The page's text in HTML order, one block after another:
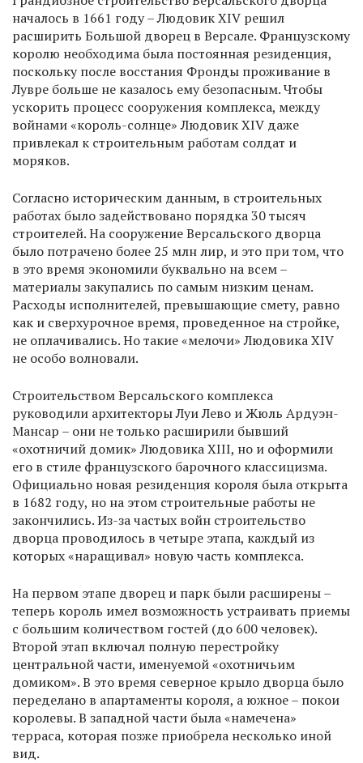
началось в 1661 году – Людовик XIV решил
расширить Большой дворец в Версале. Французскому
королю необходима была постоянная резиденция,
поскольку после восстания Фронды проживание в
Лувре больше не казалось ему безопасным. Чтобы
ускорить процесс сооружения комплекса, между
войнами «король-солнце» Людовик XIV даже
привлекал к строительным работам солдат и
моряков.
Согласно историческим данным, в строительных
работах было задействовано порядка 30 тысяч
строителей. На сооружение Версальского дворца
было потрачено более 25 млн лир, и это при том, что
в это время экономили буквально на всем –
материалы закупались по самым низким ценам.
Расходы исполнителей, превышающие смету, равно
как и сверхурочное время, проведенное на стройке,
не оплачивались. Но такие «мелочи» Людовика XIV
не особо волновали.
Строительством Версальского комплекса
руководили архитекторы Луи Лево и Жюль Ардуэн-
Мансар – они не только расширили бывший
«охотничий домик» Людовика XIII, но и оформили
его в стиле французского барочного классицизма.
Официально новая резиденция короля была открыта
в 1682 году, но на этом строительные работы не
закончились. Из-за частых войн строительство
дворца проводилось в четыре этапа, каждый из
которых «наращивал» новую часть комплекса.
На первом этапе дворец и парк были расширены –
теперь король имел возможность устраивать приемы
с большим количеством гостей (до 600 человек).
Второй этап включал полную перестройку
центральной части, именуемой «охотничьим
домиком». В это время северное крыло дворца было
переделано в апартаменты короля, а южное – покои
королевы. В западной части была «намечена»
терраса, которая позже приобрела несколько иной
вид.